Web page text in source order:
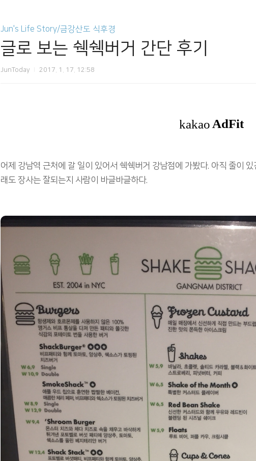
Jun's Life Story/금강산도 식후경
글로 보는 쉑쉑버거 간단 후기
JunToday 2017. 1. 17. 12:58
어제 강남역 근처에 갈 일이 있어서 쉑쉑버거 강남점에 가봤다. 아직 줄이
래도 장사는 잘되는지 사람이 바글바글하다.